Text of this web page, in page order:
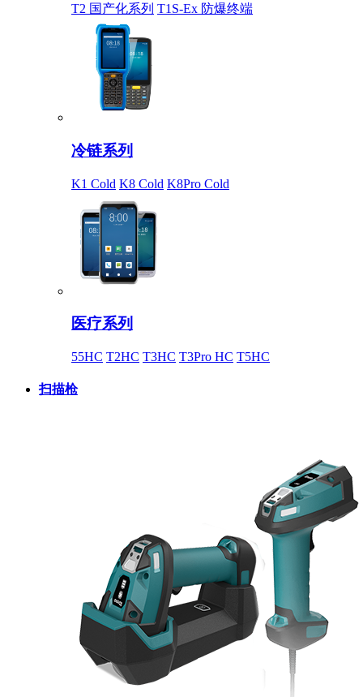
T2 国产化系列 T1S-Ex 防爆终端
冷链系列
K1 Cold K8 Cold K8Pro Cold
医疗系列
55HC T2HC T3HC T3Pro HC T5HC
扫描枪